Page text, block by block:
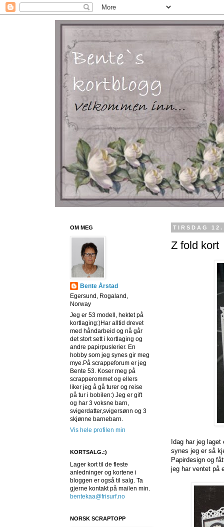
TIRSDAG
Z fold kort
Idag har jeg
synes jeg er så
Papirdesign og
jeg har ventet på
OM MEG
Bente Årstad
Egersund, Rogaland,
Norway
Jeg er 53 modell, hektet på
kortlaging:)Har alltid drevet
med håndarbeid og nå går
det stort sett i kortlaging og
andre papirpuslerier. En
hobby som jeg synes gir meg
mye.På scrappeforum er jeg
Bente 53. Koser meg på
scrapperommet og ellers
liker jeg å gå turer og reise
på tur i bobilen:) Jeg er gift
og har 3 voksne barn,
svigerdatter,svigersønn og 3
skjønne barnebarn.
Vis hele profilen min
KORTSALG.:)
Lager kort til de fleste
anledninger og kortene i
bloggen er også til salg. Ta
gjerne kontakt på mailen min.
bentekaa@frisurf.no
NORSK SCRAPTOPP